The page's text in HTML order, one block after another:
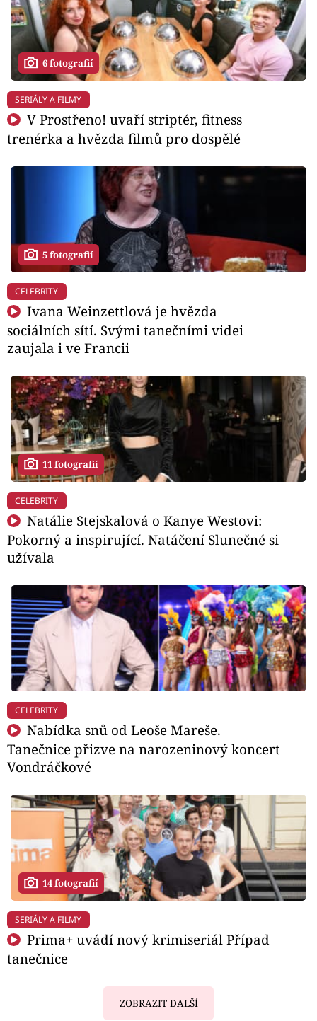
6 fotografií
SERIÁLY A FILMY
V Prostřeno! uvaří striptér, fitness
trenérka a hvězda filmů pro dospělé
5 fotografií
CELEBRITY
Ivana Weinzettlová je hvězda
sociálních sítí. Svými tanečními videi
zaujala i ve Francii
11 fotografií
CELEBRITY
Natálie Stejskalová o Kanye Westovi:
Pokorný a inspirující. Natáčení Slunečné si
užívala
CELEBRITY
Nabídka snů od Leoše Mareše.
Tanečnice přizve na narozeninový koncert
Vondráčkové
14 fotografií
SERIÁLY A FILMY
Prima+ uvádí nový krimiseriál Případ
tanečnice
ZOBRAZIT DALŠÍ